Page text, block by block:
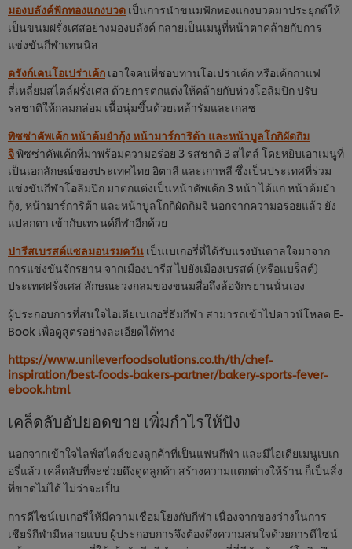
มองบลังค์ฟักทองแกงบวด เป็นการนำขนมฟักทองแกงบวดมาประยุกต์ให้
เป็นขนมฝรั่งเศสอย่างมองบลังค์ กลายเป็นเมนูที่หน้าตาคล้ายกับการ
แข่งขันกีฬาเทนนิส
ดรังก์เคนโอเปร่าเค้ก เอาใจคนที่ชอบทานโอเปร่าเค้ก หรือเค้กกาแฟ
สี่เหลี่ยมสไตล์ฝรั่งเศส ด้วยการตกแต่งให้คล้ายกับห่วงโอลิมปิก ปรับ
รสชาติให้กลมกล่อม เนื้อนุ่มขึ้นด้วยเหล้ารัมและเกลซ
พิซซ่าคัพเค้ก หน้าต้มยำกุ้ง หน้ามาร์การิต้า และหน้าบูลโกกิผัดกิม
จิพิซซ่าคัพเค้กที่มาพร้อมความอร่อย 3 รสชาติ 3 สไตล์ โดยหยิบเอาเมนูที่
เป็นเอกลักษณ์ของประเทศไทย อิตาลี และเกาหลี ซึ่งเป็นประเทศที่ร่วม
แข่งขันกีฬาโอลิมปิก มาตกแต่งเป็นหน้าคัพเค้ก 3 หน้า ได้แก่ หน้าต้มยำ
กุ้ง, หน้ามาร์การิต้า และหน้าบูลโกกิผัดกิมจิ นอกจากความอร่อยแล้ว ยัง
แปลกตา เข้ากับเทรนด์กีฬาอีกด้วย
ปารีสเบรสต์แซลมอนรมควัน เป็นเบเกอรี่ที่ได้รับแรงบันดาลใจมาจาก
การแข่งขันจักรยาน จากเมืองปารีส ไปยังเมืองเบรสต์ (หรือแบร็สต์)
ประเทศฝรั่งเศส ลักษณะวงกลมของขนมสื่อถึงล้อจักรยานนั่นเอง
ผู้ประกอบการที่สนใจไอเดียเบเกอรี่ธีมกีฬา สามารถเข้าไปดาวน์โหลด E-
Book เพื่อดูสูตรอย่างละเอียดได้ทาง
https://www.unileverfoodsolutions.co.th/th/chef-
inspiration/best-foods-bakers-partner/bakery-sports-fever-
ebook.html
เคล็ดลับอัปยอดขาย เพิ่มกำไรให้ปัง
นอกจากเข้าใจไลฟ์สไตล์ของลูกค้าที่เป็นแฟนกีฬา และมีไอเดียเมนูเบเก
อรี่แล้ว เคล็ดลับที่จะช่วยดึงดูดลูกค้า สร้างความแตกต่างให้ร้าน ก็เป็นสิ่ง
ที่ขาดไม่ได้ ไม่ว่าจะเป็น
การดีไซน์เบเกอรี่ให้มีความเชื่อมโยงกับกีฬา เนื่องจากของว่างในการ
เชียร์กีฬามีหลายแบบ ผู้ประกอบการจึงต้องดึงความสนใจด้วยการดีไซน์